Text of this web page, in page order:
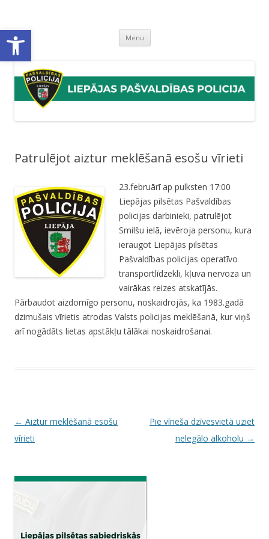
Open toolbar Menu Skip
content
Patrulējot aiztur meklēšanā esošu vīrieti
23.februārī ap pulksten 17:00
Liepājas pilsētas Pašvaldības
policijas darbinieki, patrulējot
Smilšu ielā, ievēroja personu, kura
ieraugot Liepājas pilsētas
Pašvaldības policijas operatīvo
transportlīdzekli, kļuva nervoza un
vairākas reizes atskatījās.
Pārbaudot aizdomīgo personu, noskaidrojās, ka 1983.gadā
dzimušais vīrietis atrodas Valsts policijas meklēšanā, kur viņš
arī nogādāts lietas apstākļu tālākai noskaidrošanai.
P
o
← Aiztur meklēšanā esošu
vīrieti
Pie vīrieša dzīvesvietā uziet
nelegālo alkoholu →